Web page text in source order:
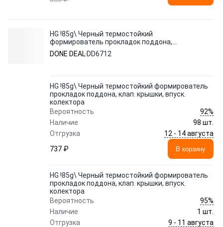
HG !85g\ Черный термостойкий
формирователь прокладок поддона,
клап. крышки, впуск. колектора
DONE DEAL DD6712
HG !85g\ Черный термостойкий формирователь
прокладок поддона, клап. крышки, впуск.
колектора
Вероятность
92%
Наличие
98 шт.
Отгрузка
12 - 14 августа
737 ₽
В корзину
HG !85g\ Черный термостойкий формирователь
прокладок поддона, клап. крышки, впуск.
колектора
Вероятность
95%
Наличие
1 шт.
Отгрузка
9 - 11 августа